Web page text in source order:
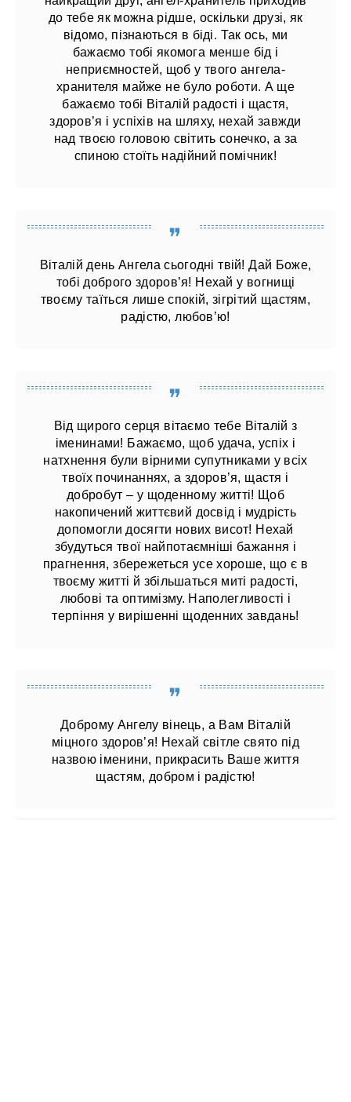
до тебе як можна рідше, оскільки друзі, як
відомо, пізнаються в біді. Так ось, ми
бажаємо тобі якомога менше бід і
неприємностей, щоб у твого ангела-
хранителя майже не було роботи. А ще
бажаємо тобі Віталій радості і щастя,
здоров’я і успіхів на шляху, нехай завжди
над твоєю головою світить сонечко, а за
спиною стоїть надійний помічник!
Віталій день Ангела сьогодні твій! Дай Боже,
тобі доброго здоров’я! Нехай у вогнищі
твоєму таїться лише спокій, зігрітий щастям,
радістю, любов’ю!
Від щирого серця вітаємо тебе Віталій з
іменинами! Бажаємо, щоб удача, успіх і
натхнення були вірними супутниками у всіх
твоїх починаннях, а здоров’я, щастя і
добробут – у щоденному житті! Щоб
накопичений життєвий досвід і мудрість
допомогли досягти нових висот! Нехай
збудуться твої найпотаємніші бажання і
прагнення, збережеться усе хороше, що є в
твоєму житті й ​​збільшаться миті радості,
любові та оптимізму. Наполегливості і
терпіння у вирішенні щоденних завдань!
Доброму Ангелу вінець, а Вам Віталій
міцного здоров’я! Нехай світле свято під
назвою іменини, прикрасить Ваше життя
щастям, добром і радістю!